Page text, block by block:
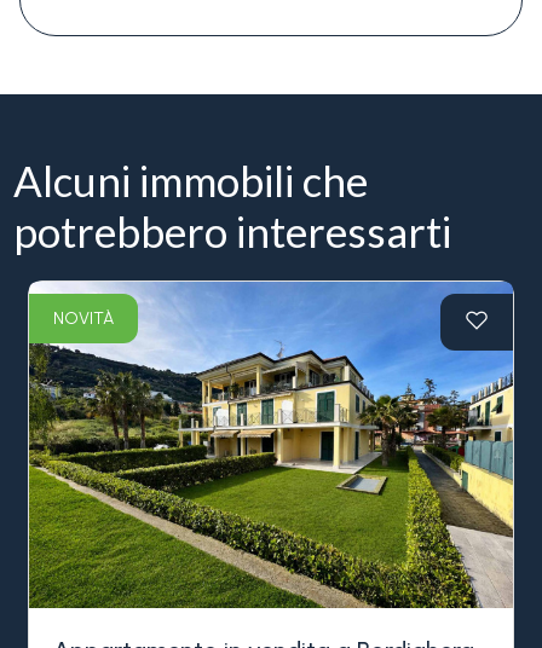
Alcuni immobili che
potrebbero interessarti
NOVITÀ